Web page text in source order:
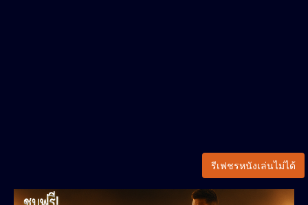
รีเฟชรหนังเล่นไม่ได้